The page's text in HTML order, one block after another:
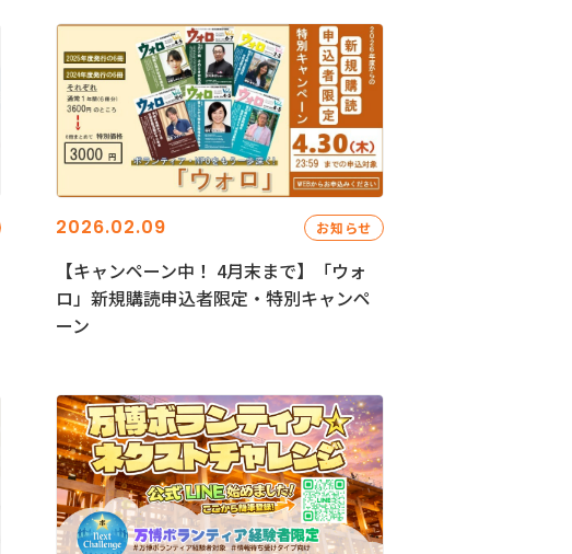
2026.02.09 お知らせ
【キャンペーン中！ 4月末まで】「ウォ
ロ」新規購読申込者限定・特別キャンペ
ーン